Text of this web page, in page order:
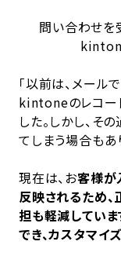
問い合わせを
「以前は、メール
kintoneのレコー
した。しかし、
てしまう場合もあ
現在は、お客様
反映されるため
担も軽減してい
でき、カスタマイ